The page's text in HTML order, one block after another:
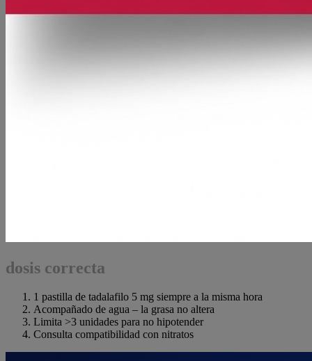
dosis correcta
1 pastilla de tadalafilo 5 mg siempre a la misma hora
Acompañado de agua – la grasa no altera
Limita >3 unidades para no hipotender
Consulta compatibilidad con nitratos